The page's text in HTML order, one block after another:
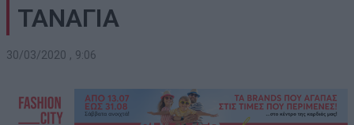
ΤΑΝΑΓΙΑ
30/03/2020 , 9:06